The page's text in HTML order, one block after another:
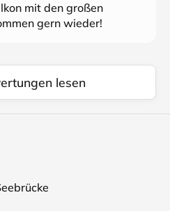
mit den großen
gern wieder!
lesen